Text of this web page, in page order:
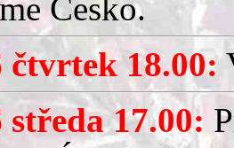
Česko.
čtvrtek 18.00:
středa 17.00: